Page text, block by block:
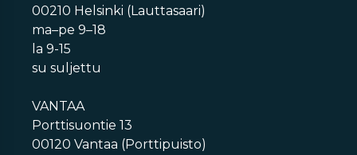
00210 Helsinki (Lauttasaari)
ma–pe 9–18
la 9-15
su suljettu
VANTAA
Porttisuontie 13
00120 Vantaa (Porttipuisto)